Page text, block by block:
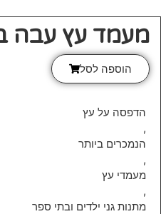
מעמד עץ עבה
הוספה לסל
הדפסה על עץ
,
הנמכרים ביותר
,
מעמדי עץ
,
מתנות גני ילדים ובתי ספר